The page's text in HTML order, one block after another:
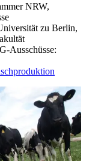
NRW,
zu Berlin,
Ausschüsse: